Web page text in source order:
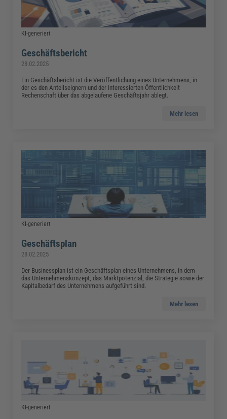
KI-generiert
Geschäftsbericht
28.02.2025
Ein Geschäftsbericht ist die Veröffentlichung eines Unternehmens, in
der es den Anteilseignern und der interessierten Öffentlichkeit
Rechenschaft über das abgelaufene Geschäftsjahr ablegt.
Mehr lesen
KI-generiert
Geschäftsplan
28.02.2025
Der Businessplan ist ein Geschäftsplan eines Unternehmens, in dem
das Unternehmenskonzept, das Marktpotenzial, die Strategie sowie der
Kapitalbedarf des Unternehmens aufgeführt sind.
Mehr lesen
KI-generiert